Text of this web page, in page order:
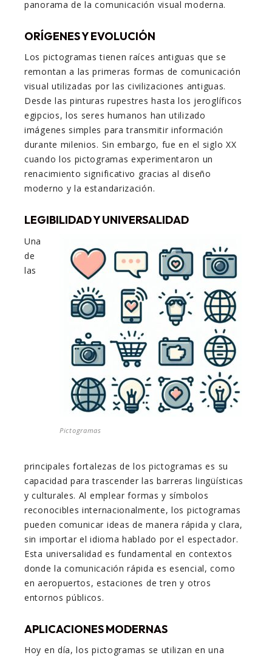
panorama de la comunicación visual moderna.
ORÍGENES Y EVOLUCIÓN
Los pictogramas tienen raíces antiguas que se
remontan a las primeras formas de comunicación
visual utilizadas por las civilizaciones antiguas.
Desde las pinturas rupestres hasta los jeroglíficos
egipcios, los seres humanos han utilizado
imágenes simples para transmitir información
durante milenios. Sin embargo, fue en el siglo XX
cuando los pictogramas experimentaron un
renacimiento significativo gracias al diseño
moderno y la estandarización.
LEGIBILIDAD Y UNIVERSALIDAD
Pictogramas
Una
de
las
principales fortalezas de los pictogramas es su
capacidad para trascender las barreras lingüísticas
y culturales. Al emplear formas y símbolos
reconocibles internacionalmente, los pictogramas
pueden comunicar ideas de manera rápida y clara,
sin importar el idioma hablado por el espectador.
Esta universalidad es fundamental en contextos
donde la comunicación rápida es esencial, como
en aeropuertos, estaciones de tren y otros
entornos públicos.
APLICACIONES MODERNAS
Hoy en día, los pictogramas se utilizan en una